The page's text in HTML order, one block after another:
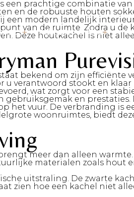
PELLETKACHELS
een prachtige combinatie
en de robuuste houten
een modern landelijk
van de ruimte. Zodra u de
Deze houtkachel is niet
bekend om zijn
verantwoord stookt en
wat zorgt voor een
gebruiksgemak en
het vuur. De verbranding is
woonruimtes, biedt
meer dan alleen warmte.
materialen zoals hout
uitstraling. De zwarte
zien hoe een kachel niet